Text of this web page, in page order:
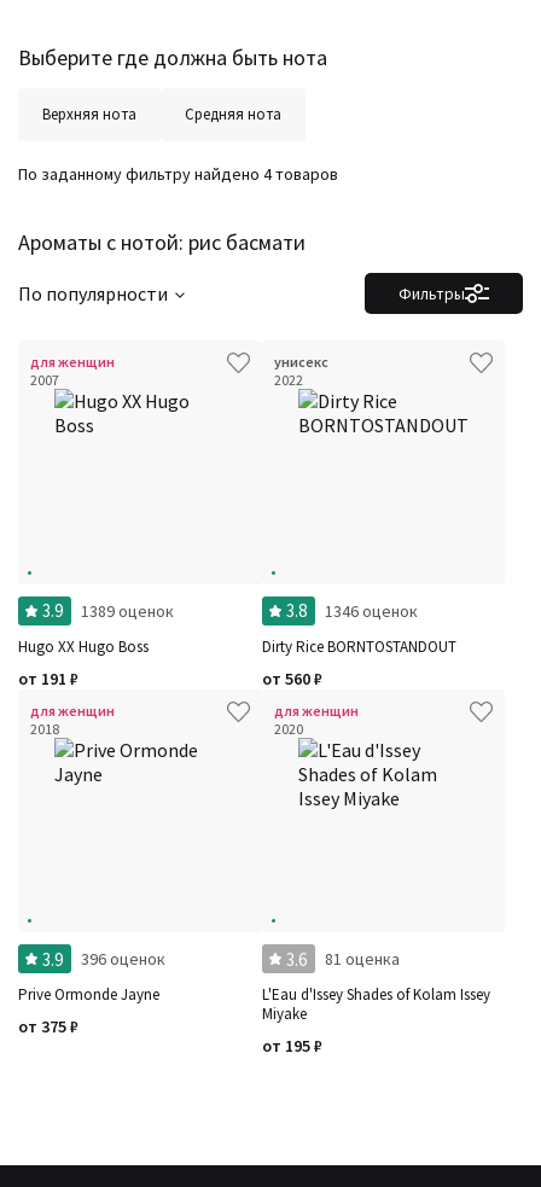
Выберите где должна быть нота
Верхняя нота Средняя нота
Ароматы с нотой: рис басмати
По заданному фильтру найдено 4 товаров
Фильтры
По популярности
Семейство
Время года
для женщин
2007
3.9 1389 оценок
Hugo XX Hugo Boss
от 191 ₽
унисекс
2022
3.8 1346 оценок
Dirty Rice BORNTOSTANDOUT
от 560₽
для женщин
2018
3.9 396 оценок
Prive Ormonde Jayne
от 375₽
для женщин
2020
3.6 81 оценка
L'Eau d'Issey Shades of Kolam Issey
Miyake
от 195₽